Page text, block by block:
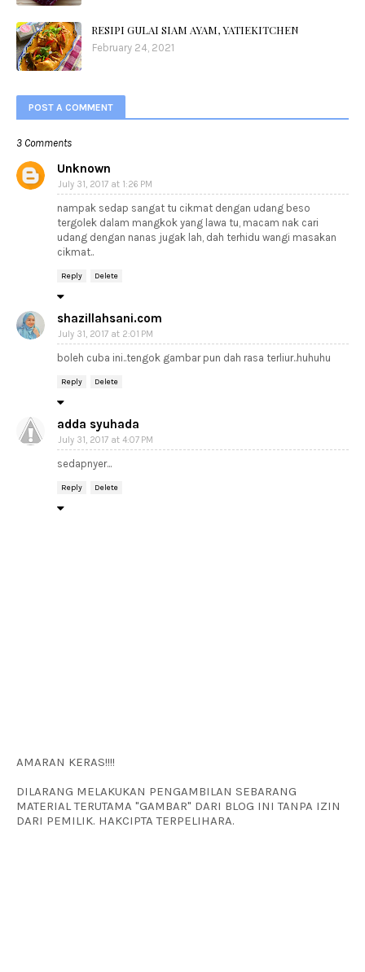
RESIPI GULAI SIAM AYAM, YATIEKITCHEN
February 24, 2021
POST A COMMENT
3 Comments
Unknown
July 31, 2017 at 1:26 PM
nampak sedap sangat tu cikmat dengan udang beso
tergolek dalam mangkok yang lawa tu, macam nak cari
udang dengan nanas jugak lah, dah terhidu wangi masakan
cikmat..
Reply Delete
shazillahsani.com
July 31, 2017 at 2:01 PM
boleh cuba ini..tengok gambar pun dah rasa terliur..huhuhu
Reply Delete
adda syuhada
July 31, 2017 at 4:07 PM
sedapnyer...
Reply Delete
AMARAN KERAS!!!!
DILARANG MELAKUKAN PENGAMBILAN SEBARANG
MATERIAL TERUTAMA "GAMBAR" DARI BLOG INI TANPA IZIN
DARI PEMILIK. HAKCIPTA TERPELIHARA.